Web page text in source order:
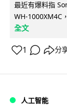
最近有爆料指
WH-1000XM4C
全文
1 分
人工智能